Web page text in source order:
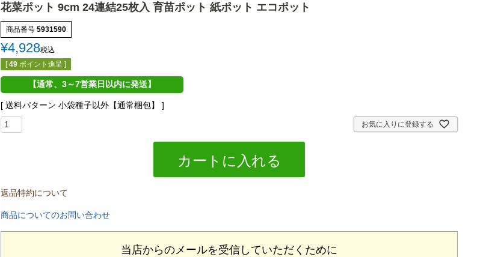
花菜ポット 9cm 24連結25枚入 育苗ポット 紙ポット エコポット
商品番号 5931590
¥4,928税込
[ 49 ポイント進呈 ]
【通常、3～7営業日以内に発送】
送料パターン 小袋種子以外【通常梱包】
お気に入りに登録する
カートに入れる
返品特約について
商品についてのお問い合わせ
当店からのメールを受信していただくために